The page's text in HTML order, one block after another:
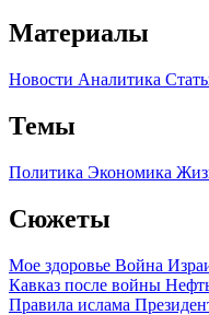
Материалы
Новости Аналитика
Темы
Политика Экономика
Сюжеты
Мое здоровье Война
Кавказ после войны
Правила ислама